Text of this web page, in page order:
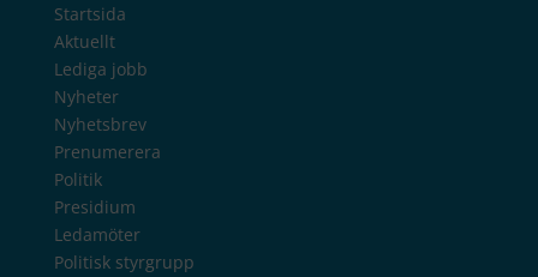
Startsida
Aktuellt
Lediga jobb
Nyheter
Nyhetsbrev
Prenumerera
Politik
Presidium
Ledamöter
Politisk styrgrupp